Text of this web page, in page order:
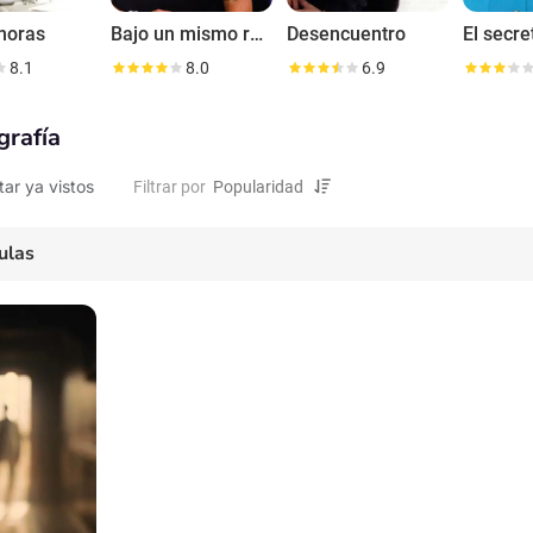
8.1
Bajo un mismo rostro
8.0
Desencuentro
6.9
ya vistos Filtrar por